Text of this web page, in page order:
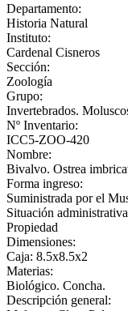
Departamento:
Historia Natural
Instituto:
Cardenal Cisneros
Sección:
Zoología
Grupo:
Invertebrados.
Nº Inventario:
ICC5-ZOO-420
Nombre:
Bivalvo. Ostrea
Forma ingreso:
Suministrada por el
Situación
Propiedad
Dimensiones:
Caja: 8.5x8.5x2
Materias:
Biológico. Concha.
Descripción general: